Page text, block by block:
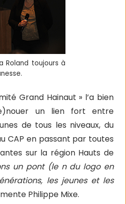
Roland toujours à
Grand Hainaut » l’a bien
un lien fort entre
de tous les niveaux, du
CAP en passant par toutes
sur la région Hauts de
un pont (le n du logo en
les jeunes et les
Philippe Mixe.